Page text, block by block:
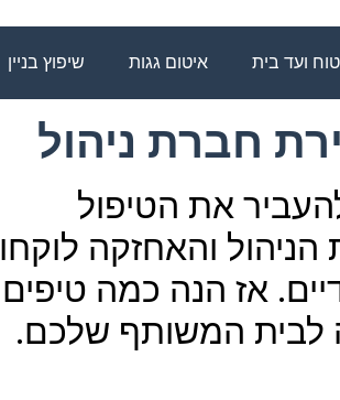
ועד בית איטום גגות שיפוץ בניין
חברת ניהול
את הטיפול
והאחזקה
אז הנה כמה טיפים
לבית המשותף שלכם.